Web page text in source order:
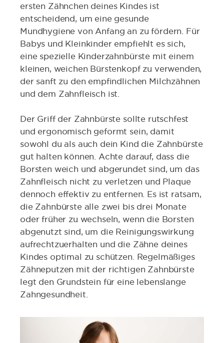
ersten Zähnchen deines Kindes ist
entscheidend, um eine gesunde
Mundhygiene von Anfang an zu fördern. Für
Babys und Kleinkinder empfiehlt es sich,
eine spezielle Kinderzahnbürste mit einem
kleinen, weichen Bürstenkopf zu verwenden,
der sanft zu den empfindlichen Milchzähnen
und dem Zahnfleisch ist.
Der Griff der Zahnbürste sollte rutschfest
und ergonomisch geformt sein, damit
sowohl du als auch dein Kind die Zahnbürste
gut halten können. Achte darauf, dass die
Borsten weich und abgerundet sind, um das
Zahnfleisch nicht zu verletzen und Plaque
dennoch effektiv zu entfernen. Es ist ratsam,
die Zahnbürste alle zwei bis drei Monate
oder früher zu wechseln, wenn die Borsten
abgenutzt sind, um die Reinigungswirkung
aufrechtzuerhalten und die Zähne deines
Kindes optimal zu schützen. Regelmäßiges
Zähneputzen mit der richtigen Zahnbürste
legt den Grundstein für eine lebenslange
Zahngesundheit.